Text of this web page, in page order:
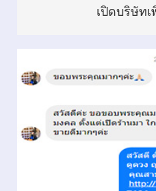
เปิดบริษัท